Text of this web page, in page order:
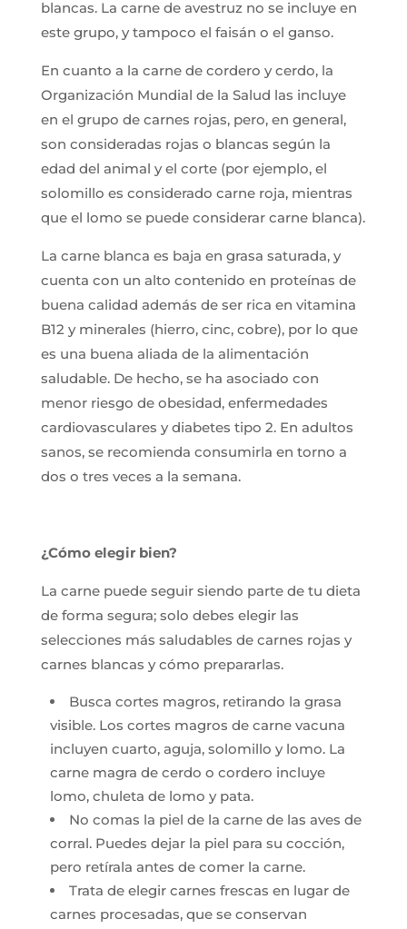
blancas. La carne de avestruz no se incluye en
este grupo, y tampoco el faisán o el ganso.
En cuanto a la carne de cordero y cerdo, la
Organización Mundial de la Salud las incluye
en el grupo de carnes rojas, pero, en general,
son consideradas rojas o blancas según la
edad del animal y el corte (por ejemplo, el
solomillo es considerado carne roja, mientras
que el lomo se puede considerar carne blanca).
La carne blanca es baja en grasa saturada, y
cuenta con un alto contenido en proteínas de
buena calidad además de ser rica en vitamina
B12 y minerales (hierro, cinc, cobre), por lo que
es una buena aliada de la alimentación
saludable. De hecho, se ha asociado con
menor riesgo de obesidad, enfermedades
cardiovasculares y diabetes tipo 2. En adultos
sanos, se recomienda consumirla en torno a
dos o tres veces a la semana.
¿Cómo elegir bien?
La carne puede seguir siendo parte de tu dieta
de forma segura; solo debes elegir las
selecciones más saludables de carnes rojas y
carnes blancas y cómo prepararlas.
Busca cortes magros, retirando la grasa
visible. Los cortes magros de carne vacuna
incluyen cuarto, aguja, solomillo y lomo. La
carne magra de cerdo o cordero incluye
lomo, chuleta de lomo y pata.
No comas la piel de la carne de las aves de
corral. Puedes dejar la piel para su cocción,
pero retírala antes de comer la carne.
Trata de elegir carnes frescas en lugar de
carnes procesadas, que se conservan